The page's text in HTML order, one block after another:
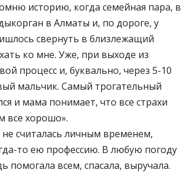
историю, когда семейная пара, в
в Алматы и, по дороге, у
свернуть в близлежащий
ко мне. Уже, при выходе из
процесс и, буквально, через 5-10
мальчик. Самый трогательный
и мама понимает, что все страхи
все хорошо».
не считалась личным временем,
то ею профессию. В любую погоду
помогала всем, спасала, выручала.